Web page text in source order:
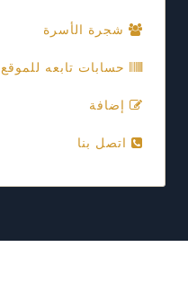
شجرة الأسرة
حسابات تابعه للموقع
إضافة
اتصل بنا